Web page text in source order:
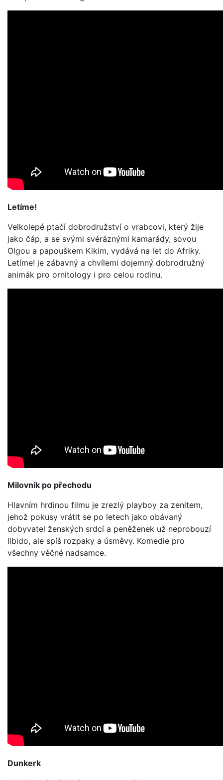
Letíme!
Velkolepé ptačí dobrodružství o vrabcovi, který žije
jako čáp, a se svými svéráznými kamarády, sovou
Olgou a papouškem Kikim, vydává na let do Afriky.
Letíme! je zábavný a chvílemi dojemný dobrodružný
animák pro ornitology i pro celou rodinu.
Milovník po přechodu
Hlavním hrdinou filmu je zrezlý playboy za zenitem,
jehož pokusy vrátit se po letech jako obávaný
dobyvatel ženských srdcí a peněženek už neprobouzí
libido, ale spíš rozpaky a úsměvy. Komedie pro
všechny věčné nadsamce.
Dunkerk